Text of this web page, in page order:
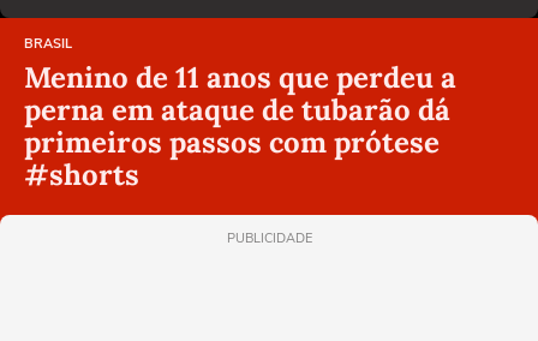
BRASIL
Menino de 11 anos que perdeu a
perna em ataque de tubarão dá
primeiros passos com prótese
#shorts
PUBLICIDADE